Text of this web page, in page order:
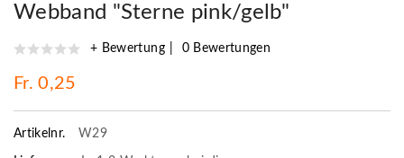
Webband "Sterne pink/gelb"
+ Bewertung 0 Bewertungen
Fr. 0,25
Artikelnr. W29